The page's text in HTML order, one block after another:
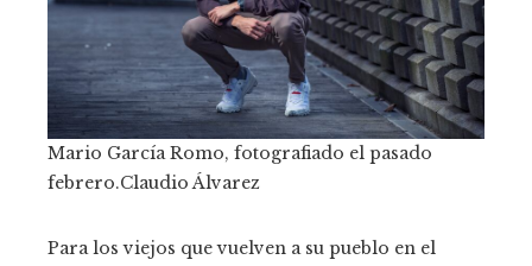
Mario García Romo, fotografiado el pasado
febrero.Claudio Álvarez
Para los viejos que vuelven a su pueblo en el